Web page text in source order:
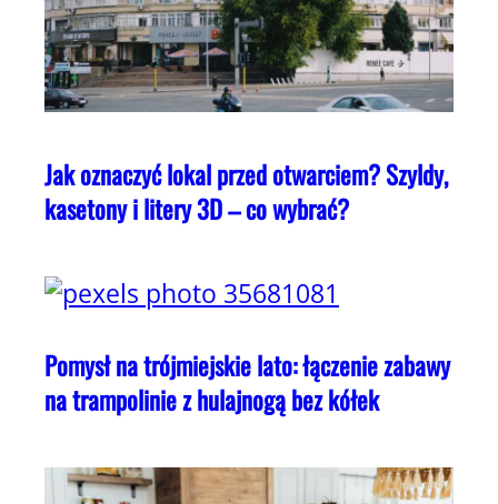
Jak oznaczyć lokal przed otwarciem? Szyldy,
kasetony i litery 3D – co wybrać?
Pomysł na trójmiejskie lato: łączenie zabawy
na trampolinie z hulajnogą bez kółek